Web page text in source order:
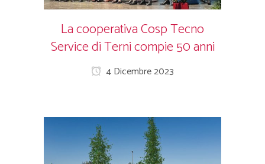
La cooperativa Cosp Tecno
Service di Terni compie 50 anni
4 Dicembre 2023